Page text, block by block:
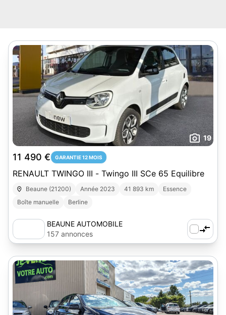
19
11 490 € GARANTIE 12 MOIS
RENAULT TWINGO III - Twingo III SCe 65 Equilibre
Beaune (21200) Année 2023 41 893 km
Essence
Boîte manuelle
Berline
BEAUNE AUTOMOBILE
157 annonces